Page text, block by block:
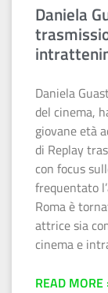
Daniela
Daniela
del cinema,
giovane età
di Replay
con focus
frequentato
Roma è
attrice sia
cinema e
READ MORE